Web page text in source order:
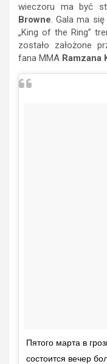
wieczoru ma być
Browne. Gala ma
„King of the Ring”
zostało założone
fana MMA Ramzana
Пятого марта в
состоится вечер